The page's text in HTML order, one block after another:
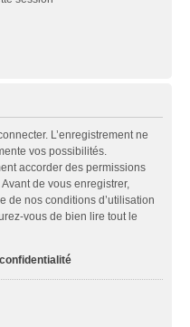
L’enregistrement ne
vos possibilités.
accorder des permissions
de vous enregistrer,
de nos conditions d’utilisation
vous de bien lire tout le